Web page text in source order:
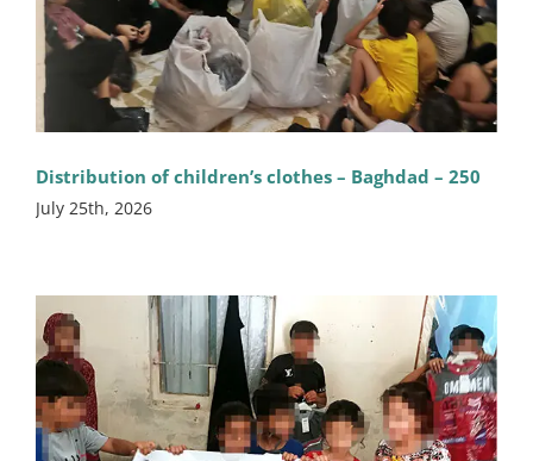
Distribution of children’s clothes – Baghdad – 250
July 25th, 2026